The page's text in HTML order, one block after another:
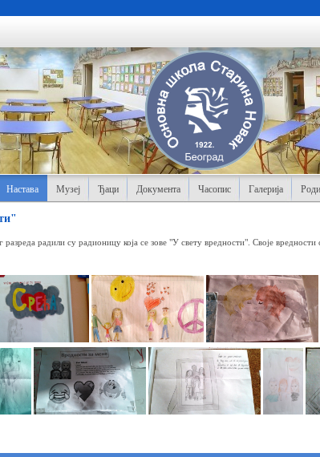
Настава Музеј Ђаци Документа Часопис Галерија
радили су радионицу која се зове "У свету вредности". Своје